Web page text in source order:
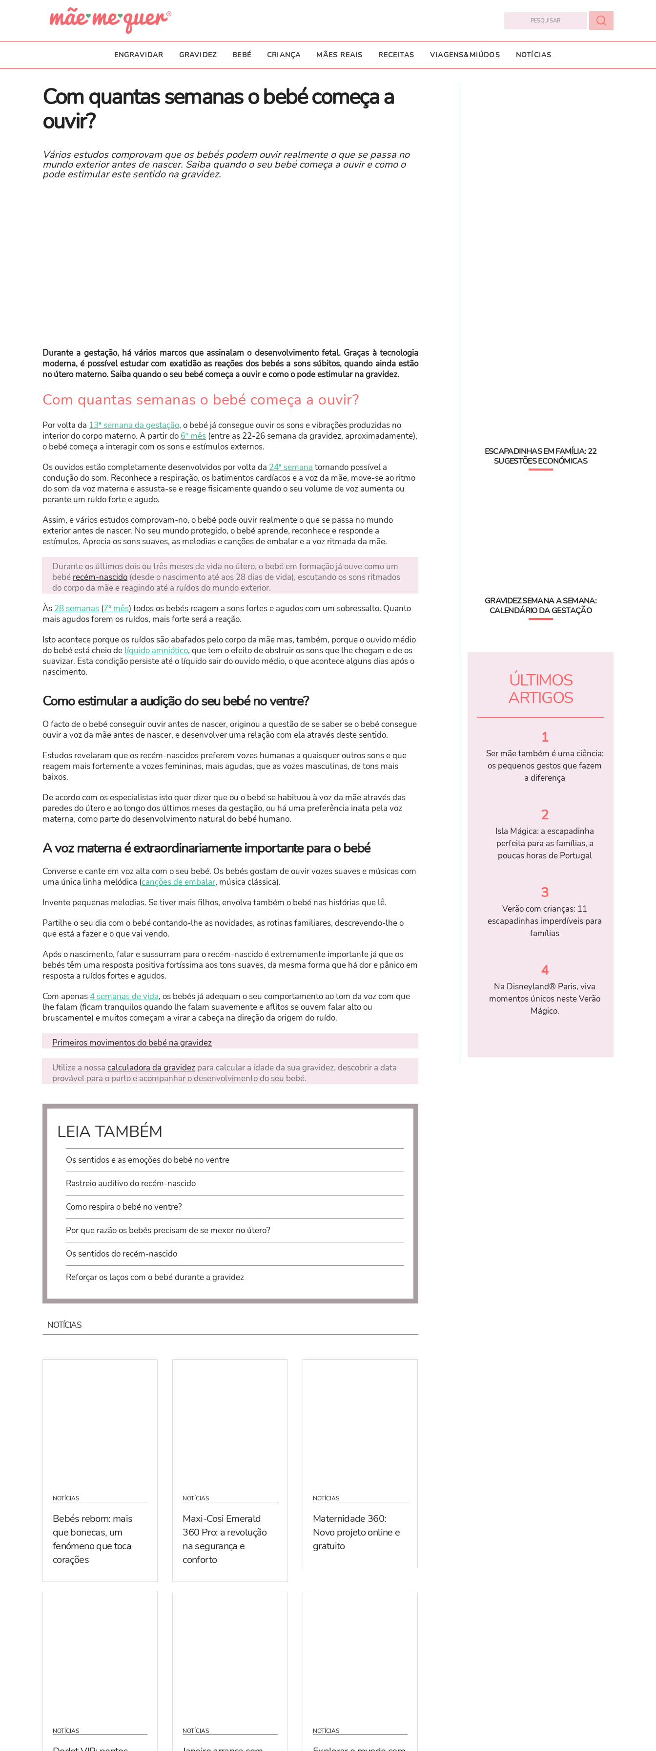
ENGRAVIDAR GRAVIDEZ BEBÉ CRIANÇA MÃES REAIS RECEITAS VIAGENS&MIÚDOS NOTÍCIAS
Com quantas semanas o bebé começa a
ouvir?
Vários estudos comprovam que os bebés podem ouvir realmente o que se passa no
mundo exterior antes de nascer. Saiba quando o seu bebé começa a ouvir e como o
pode estimular este sentido na gravidez.
Durante a gestação, há vários marcos que assinalam o desenvolvimento fetal. Graças à tecnologia
moderna, é possível estudar com exatidão as reações dos bebés a sons súbitos, quando ainda estão
no útero materno. Saiba quando o seu bebé começa a ouvir e como o pode estimular na gravidez.
Com quantas semanas o bebé começa a ouvir?
Por volta da 13ª semana da gestação, o bebé já consegue ouvir os sons e vibrações produzidas no
interior do corpo materno. A partir do 6º mês (entre as 22-26 semana da gravidez, aproximadamente),
o bebé começa a interagir com os sons e estímulos externos.
Os ouvidos estão completamente desenvolvidos por volta da 24ª semana tornando possível a
condução do som. Reconhece a respiração, os batimentos cardíacos e a voz da mãe, move-se ao ritmo
do som da voz materna e assusta-se e reage fisicamente quando o seu volume de voz aumenta ou
perante um ruído forte e agudo.
Assim, e vários estudos comprovam-no, o bebé pode ouvir realmente o que se passa no mundo
exterior antes de nascer. No seu mundo protegido, o bebé aprende, reconhece e responde a
estímulos. Aprecia os sons suaves, as melodias e canções de embalar e a voz ritmada da mãe.
Durante os últimos dois ou três meses de vida no útero, o bebé em formação já ouve como um
bebé recém-nascido (desde o nascimento até aos 28 dias de vida), escutando os sons ritmados
do corpo da mãe e reagindo até a ruídos do mundo exterior.
Às 28 semanas (7º mês) todos os bebés reagem a sons fortes e agudos com um sobressalto. Quanto
mais agudos forem os ruídos, mais forte será a reação.
Isto acontece porque os ruídos são abafados pelo corpo da mãe mas, também, porque o ouvido médio
do bebé está cheio de líquido amniótico, que tem o efeito de obstruir os sons que lhe chegam e de os
suavizar. Esta condição persiste até o líquido sair do ouvido médio, o que acontece alguns dias após o
nascimento.
Como estimular a audição do seu bebé no ventre?
O facto de o bebé conseguir ouvir antes de nascer, originou a questão de se saber se o bebé consegue
ouvir a voz da mãe antes de nascer, e desenvolver uma relação com ela através deste sentido.
Estudos revelaram que os recém-nascidos preferem vozes humanas a quaisquer outros sons e que
reagem mais fortemente a vozes femininas, mais agudas, que as vozes masculinas, de tons mais
baixos.
De acordo com os especialistas isto quer dizer que ou o bebé se habituou à voz da mãe através das
paredes do útero e ao longo dos últimos meses da gestação, ou há uma preferência inata pela voz
materna, como parte do desenvolvimento natural do bebé humano.
A voz materna é extraordinariamente importante para o bebé
Converse e cante em voz alta com o seu bebé. Os bebés gostam de ouvir vozes suaves e músicas com
uma única linha melódica (canções de embalar, música clássica).
Invente pequenas melodias. Se tiver mais filhos, envolva também o bebé nas histórias que lê.
Partilhe o seu dia com o bebé contando-lhe as novidades, as rotinas familiares, descrevendo-lhe o
que está a fazer e o que vai vendo.
Após o nascimento, falar e sussurram para o recém-nascido é extremamente importante já que os
bebés têm uma resposta positiva fortíssima aos tons suaves, da mesma forma que há dor e pânico em
resposta a ruídos fortes e agudos.
Com apenas4 semanas de vida, os bebés já adequam o seu comportamento ao tom da voz com que
lhe falam (ficam tranquilos quando lhe falam suavemente e aflitos se ouvem falar alto ou
bruscamente) e muitos começam a virar a cabeça na direção da origem do ruído.
Primeiros movimentos do bebé na gravidez
Utilize a nossa calculadora da gravidez para calcular a idade da sua gravidez, descobrir a data
provável para o parto e acompanhar o desenvolvimento do seu bebé.
LEIA TAMBÉM
Os sentidos e as emoções do bebé no ventre
Rastreio auditivo do recém-nascido
Como respira o bebé no ventre?
Por que razão os bebés precisam de se mexer no útero?
Os sentidos do recém-nascido
Reforçar os laços com o bebé durante a gravidez
NOTÍCIAS
NOTÍCIAS
Bebés reborn: mais
que bonecas, um
fenómeno que toca
corações
NOTÍCIAS
Maxi-Cosi Emerald
360 Pro: a revolução
na segurança e
conforto
NOTÍCIAS
Maternidade 360:
Novo projeto online e
gratuito
NOTÍCIAS NOTÍCIAS NOTÍCIAS
ESCAPADINHAS EM FAMÍLIA: 22
SUGESTÕES ECONÓMICAS
GRAVIDEZ SEMANA A SEMANA:
CALENDÁRIO DA GESTAÇÃO
ÚLTIMOS
ARTIGOS
1
Ser mãe também é uma ciência:
os pequenos gestos que fazem
a diferença
2
Isla Mágica: a escapadinha
perfeita para as famílias, a
poucas horas de Portugal
3
Verão com crianças: 11
escapadinhas imperdíveis para
famílias
4
Na Disneyland® Paris, viva
momentos únicos neste Verão
Mágico.